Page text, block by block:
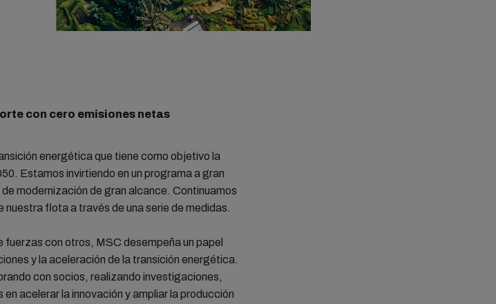
con cero emisiones netas
energética que tiene como objetivo la
Estamos invirtiendo en un programa a gran
modernización de gran alcance. Continuamos
flota a través de una serie de medidas.
fuerzas con otros, MSC desempeña un papel
y la aceleración de la transición energética.
con socios, realizando investigaciones,
acelerar la innovación y ampliar la producción